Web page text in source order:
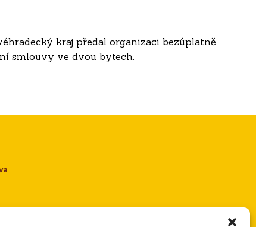
kraj předal organizaci bezúplatně
smlouvy ve dvou bytech.